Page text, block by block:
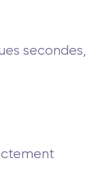
secondes,